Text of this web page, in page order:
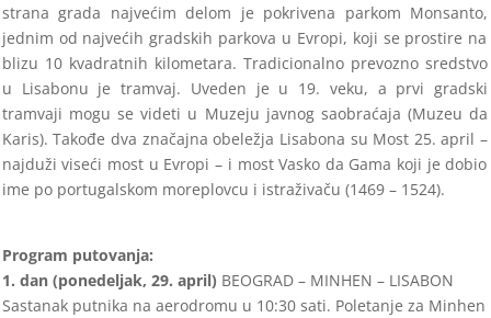
strana grada najvećim delom je pokrivena parkom Monsanto,
jednim od najvećih gradskih parkova u Evropi, koji se prostire na
blizu 10 kvadratnih kilometara. Tradicionalno prevozno sredstvo
u Lisabonu je tramvaj. Uveden je u 19. veku, a prvi gradski
tramvaji mogu se videti u Muzeju javnog saobraćaja (Muzeu da
Karis). Takođe dva značajna obeležja Lisabona su Most 25. april –
najduži viseći most u Evropi – i most Vasko da Gama koji je dobio
ime po portugalskom moreplovcu i istraživaču (1469 – 1524).
Program putovanja:
1. dan (ponedeljak, 29. april) BEOGRAD – MINHEN – LISABON
Sastanak putnika na aerodromu u 10:30 sati. Poletanje za Minhen